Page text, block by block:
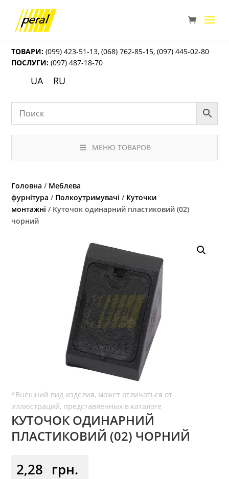
ТОВАРИ: (099) 423-51-13,(068) 762-85-15,(097) 445-02-80
ПОСЛУГИ: (097) 487-18-70
UA RU
МЕНЮ ТОВАРОВ
Головна / Меблева
фурнітура / Полкоутримувачі / Куточки
монтажні / Куточок одинарний пластиковий (02)
чорний
КУТОЧОК ОДИНАРНИЙ
ПЛАСТИКОВИЙ (02) ЧОРНИЙ
2,28 грн.